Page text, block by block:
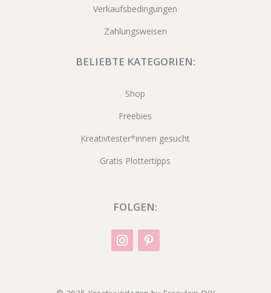
Verkaufsbedingungen
Zahlungsweisen
BELIEBTE KATEGORIEN:
Shop
Freebies
Kreativtester*innen gesucht
Gratis Plottertipps
FOLGEN: